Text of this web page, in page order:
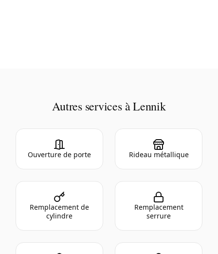
Autres services à Lennik
Ouverture de porte Rideau métallique
Remplacement de
cylindre
Remplacement
serrure